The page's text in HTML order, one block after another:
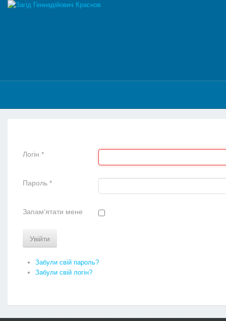
Логін *
Пароль *
Запам'ятати мене
Увійти
Забули свій пароль?
Забули свій логін?